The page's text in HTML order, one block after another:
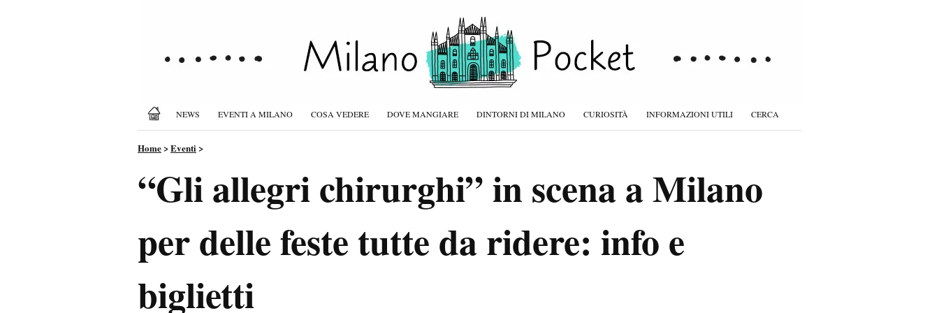
NEWS EVENTI A MILANO COSA VEDERE DOVE MANGIARE DINTORNI DI MILANO CURIOSITÀ INFORMAZIONI UTILI CERCA
Home>Eventi>
“Gli allegri chirurghi” in scena a Milano
per delle feste tutte da ridere: info e
biglietti